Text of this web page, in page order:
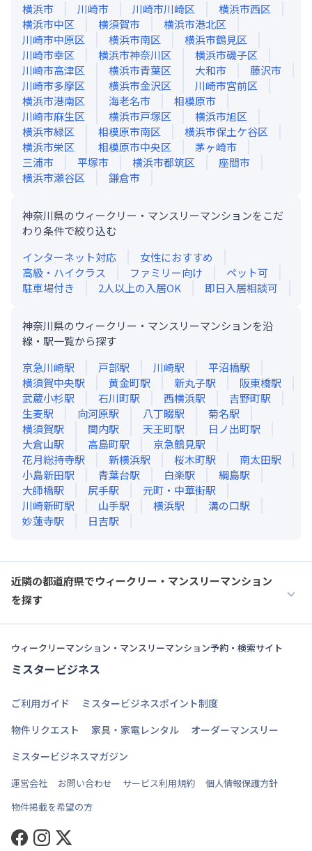
横浜市
川崎市 川崎市川崎区
横浜市西区
横浜市中区
横須賀市
横浜市港北区
川崎市中原区
横浜市南区
横浜市鶴見区
川崎市幸区
横浜市神奈川区
横浜市磯子区
川崎市高津区
横浜市青葉区 大和市
藤沢市
川崎市多摩区
横浜市金沢区
川崎市宮前区
横浜市港南区
海老名市
相模原市
川崎市麻生区
横浜市戸塚区
横浜市旭区
横浜市緑区
相模原市南区
横浜市保土ケ谷区
横浜市栄区
相模原市中央区
茅ヶ崎市
三浦市
平塚市 横浜市都筑区
座間市
横浜市瀬谷区
鎌倉市
神奈川県のウィークリー・マンスリーマンションをこだ
わり条件で絞り込む
インターネット対応
女性におすすめ
高級・ハイクラス
ファミリー向け
ペット可
駐車場付き
2人以上の入居OK 即日入居相談可
神奈川県のウィークリー・マンスリーマンションを沿
線・駅一覧から探す
京急川崎駅 戸部駅 川崎駅 平沼橋駅
横須賀中央駅 黄金町駅 新丸子駅 阪東橋駅
武蔵小杉駅 石川町駅 西横浜駅 吉野町駅
生麦駅 向河原駅 八丁畷駅 菊名駅
横須賀駅 関内駅 天王町駅 日ノ出町駅
大倉山駅 高島町駅 京急鶴見駅
花月総持寺駅 新横浜駅 桜木町駅 南太田駅
小島新田駅 青葉台駅 白楽駅 綱島駅
大師橋駅 尻手駅 元町・中華街駅
川崎新町駅 山手駅 横浜駅 溝の口駅
妙蓮寺駅 日吉駅
近隣の都道府県でウィークリー・マンスリーマンション
を探す
ウィークリーマンション・マンスリーマンション予約・検索サイト
ミスタービジネス
ご利用ガイド
ミスタービジネスポイント制度
物件リクエスト
家具・家電レンタル
オーダーマンスリー
ミスタービジネスマガジン
運営会社 お問い合わせ サービス利用規約
個人情報保護方針
物件掲載を希望の方
Facebook
Instagram
Twitter